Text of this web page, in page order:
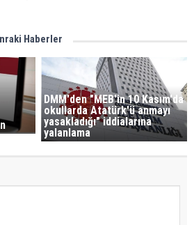
Haberler
DMM'den "MEB'in 10 Kasım'da
okullarda Atatürk'ü anmayı
yasakladığı" iddialarına
yalanlama